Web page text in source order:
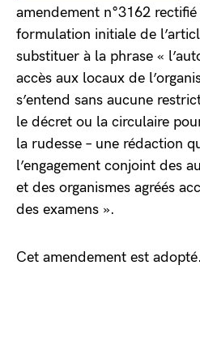
amendement n°3162
formulation initiale de
substituer à la phrase «
accès aux locaux de
s’entend sans aucune
le décret ou la circulaire
la rudesse – une rédaction
l’engagement conjoint des
et des organismes agréés
des examens ».
Cet amendement est adopté.